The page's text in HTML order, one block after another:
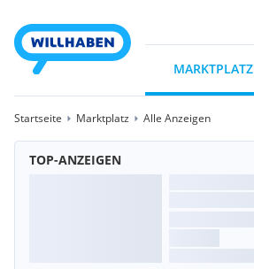
MARKTPLATZ
Startseite Marktplatz Alle Anzeigen
TOP-ANZEIGEN